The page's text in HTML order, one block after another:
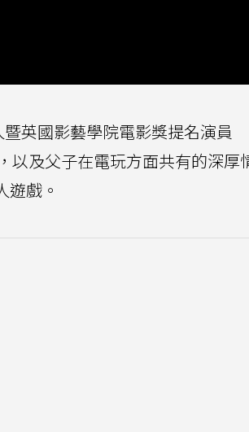
暨英國影藝學院電影獎提名演員
以及父子在電玩方面共有的深厚
戲。